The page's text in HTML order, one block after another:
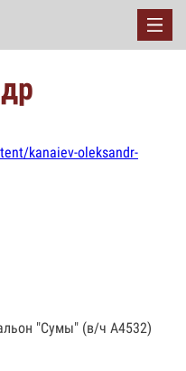
kanaiev-oleksandr-
"Сумы" (в/ч А4532)